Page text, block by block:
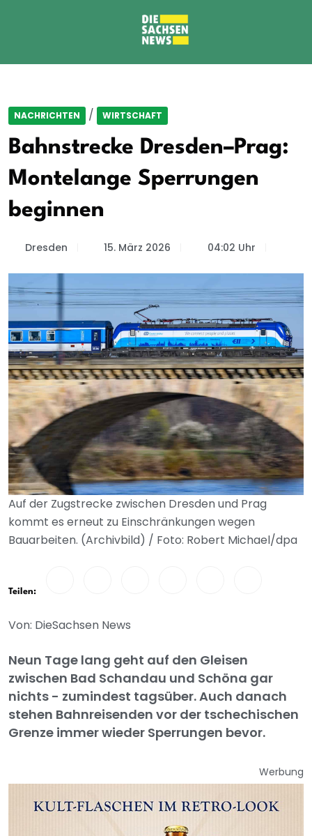
NACHRICHTEN / WIRTSCHAFT
Bahnstrecke Dresden–Prag:
Montelange Sperrungen
beginnen
Dresden 15. März 2026 04:02 Uhr
Auf der Zugstrecke zwischen Dresden und Prag
kommt es erneut zu Einschränkungen wegen
Bauarbeiten. (Archivbild) / Foto: Robert Michael/dpa
Teilen:
Von: DieSachsen News
Neun Tage lang geht auf den Gleisen
zwischen Bad Schandau und Schöna gar
nichts - zumindest tagsüber. Auch danach
stehen Bahnreisenden vor der tschechischen
Grenze immer wieder Sperrungen bevor.
Werbung